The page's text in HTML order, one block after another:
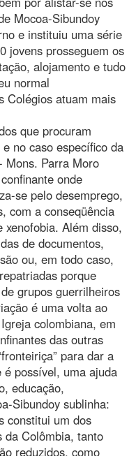
Mocoa-Sibundoy
e instituiu uma série
jovens prosseguem os
alojamento e tudo
normal
Colégios atuam mais
que procuram
no caso específico da
Mons. Parra Moro
onde
se pelo desemprego,
com a conseqüência
xenofobia. Além disso,
de documentos,
ou, em todo caso,
porque
grupos guerrilheiros
é uma volta ao
colombiana, em
das outras
para dar a
possível, uma ajuda
educação,
Sibundoy sublinha:
constitui um dos
da Colômbia, tanto
reduzidos, como